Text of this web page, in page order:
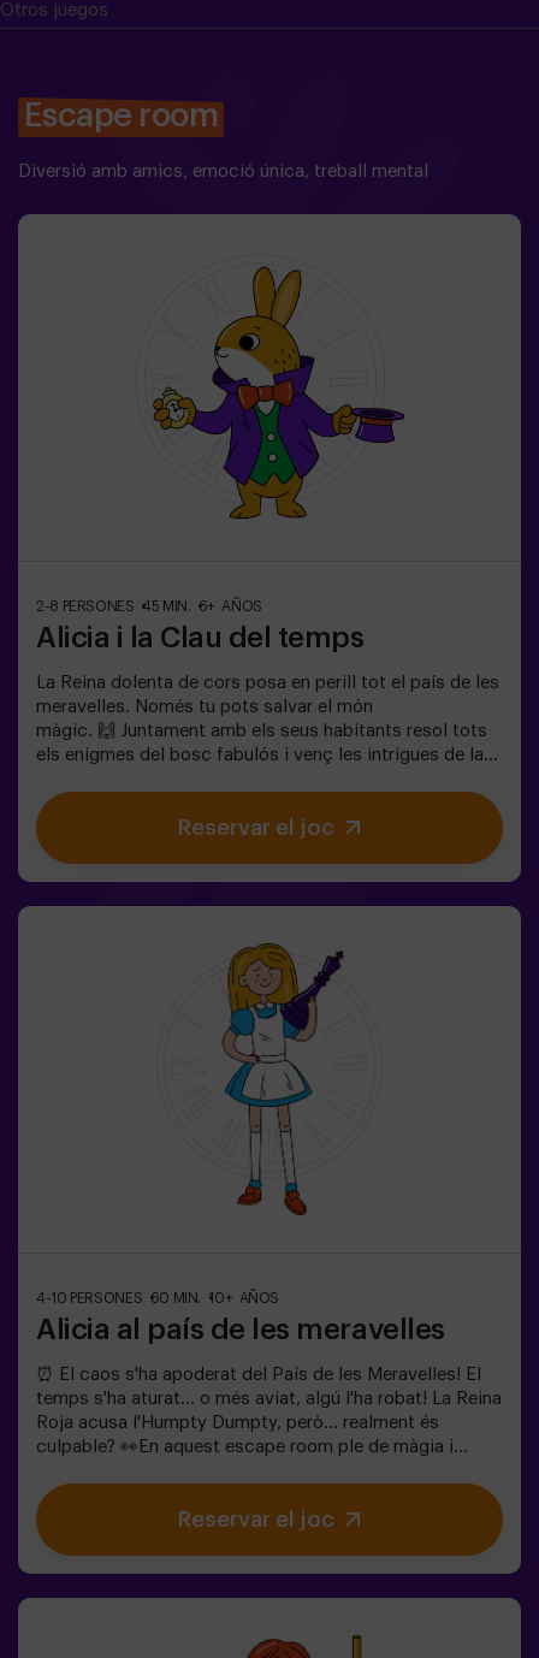
Otros juegos
Escape room
Diversió amb amics, emoció única, treball mental
2-8 PERSONES 45 MIN. 6+ AÑOS
Alicia i la Clau del temps
La Reina dolenta de cors posa en perill tot el país de les
meravelles. Només tu pots salvar el món
màgic. 🙌 Juntament amb els seus habitants resol tots
els enigmes del bosc fabulós i venç les intrigues de la
captivador de la teva vida amb Alicia i el conill? 🐇És un
joc d'escapada infantil destinat per a nens de 6 a 13
anys!✅ Ideal per a nens | famílies | aniversaris
monitor (consulta'ns les condicions). ⚠️ Passes estrets
Reservar el joc
4-10 PERSONES 60 MIN. 10+ AÑOS
Alicia al país de les meravelles
⏰ El caos s'ha apoderat del País de les Meravelles! El
temps s'ha aturat... o més aviat, algú l'ha robat! La Reina
Roja acusa l'Humpty Dumpty, però... realment és
culpable? 👀En aquest escape room ple de màgia i
enigmes absurds (com els que li agraden al Barreter).🔹
Enfrontar-te a personatges icònics (compte amb la
Reina de Cors!).🔹 Trobar el temps perdut abans que el
❗Menors de 14 anys: requereixen 1 adult
Reservar el joc